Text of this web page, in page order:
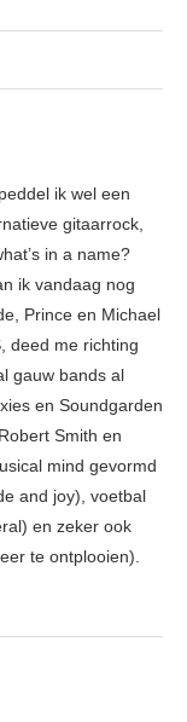
ik wel een
gitaarrock,
in a name?
ik vandaag nog
Prince en Michael
deed me richting
gauw bands al
en Soundgarden
Smith en
mind gevormd
and joy), voetbal
en zeker ook
te ontplooien).